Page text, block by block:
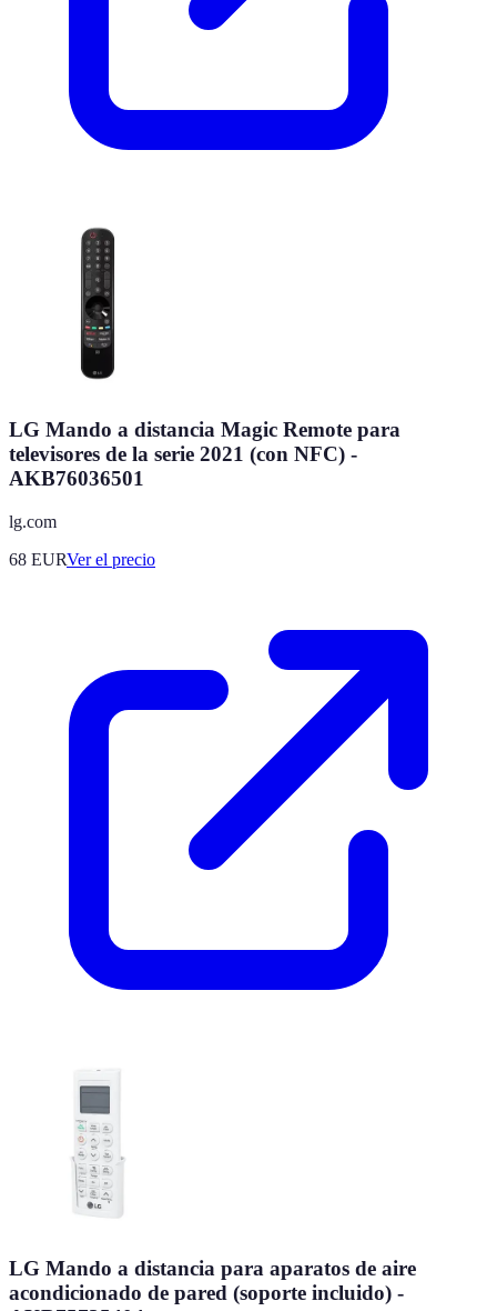
LG Mando a distancia Magic Remote para
televisores de la serie 2021 (con NFC) -
AKB76036501
lg.com
68 EURVer el precio
LG Mando a distancia para aparatos de aire
acondicionado de pared (soporte incluido) -